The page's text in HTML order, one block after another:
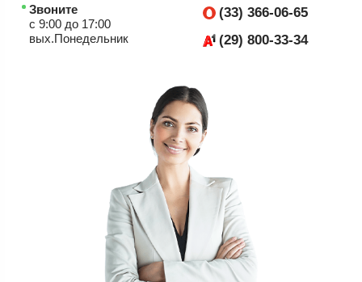
Звоните
с 9:00 до 17:00
вых.Понедельник
(33) 366-06-65
(29) 800-33-34